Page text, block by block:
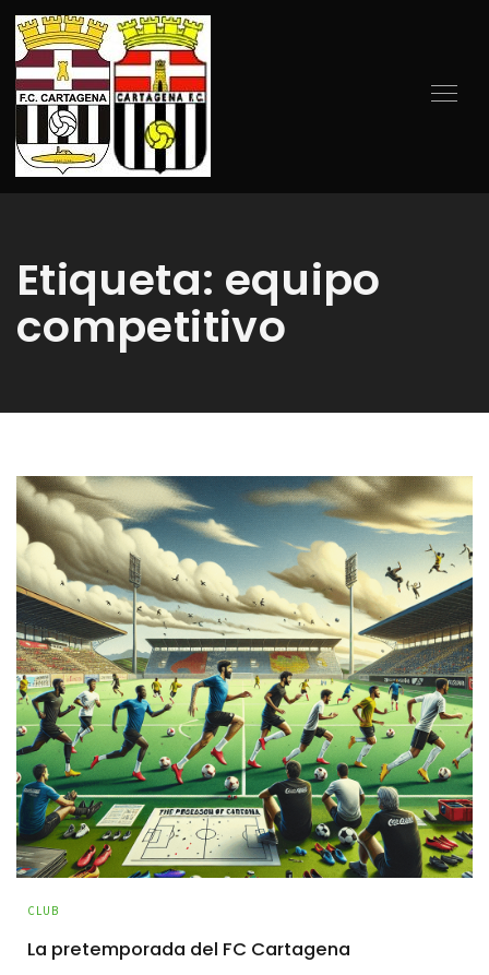
Etiqueta: equipo
competitivo
CLUB
La pretemporada del FC Cartagena